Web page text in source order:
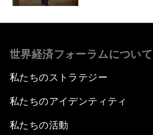
世界経済フォーラムについて
私たちのストラテジー
私たちのアイデンティティ
私たちの活動